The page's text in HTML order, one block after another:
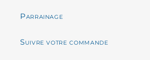
Parrainage
Suivre votre commande